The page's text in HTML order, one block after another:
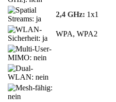
2,4 GHz: 1x1
WPA, WPA2